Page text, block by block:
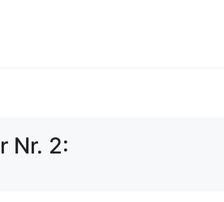
Nr. 2: